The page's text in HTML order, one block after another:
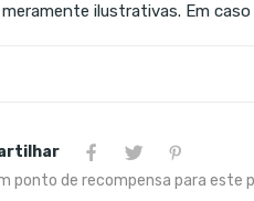
ilustrativas. Em
ponto de recompensa para este